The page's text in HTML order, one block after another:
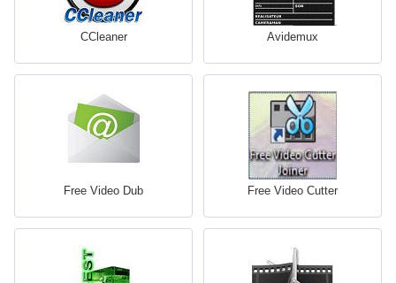
CCleaner Avidemux
Free Video Dub Free Video Cutter